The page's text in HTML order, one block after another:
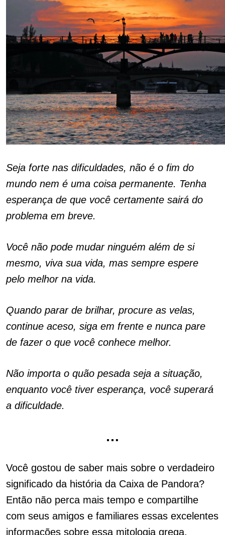
Seja forte nas dificuldades, não é o fim do
mundo nem é uma coisa permanente. Tenha
esperança de que você certamente sairá do
problema em breve.
Você não pode mudar ninguém além de si
mesmo, viva sua vida, mas sempre espere
pelo melhor na vida.
Quando parar de brilhar, procure as velas,
continue aceso, siga em frente e nunca pare
de fazer o que você conhece melhor.
Não importa o quão pesada seja a situação,
enquanto você tiver esperança, você superará
a dificuldade.
…
Você gostou de saber mais sobre o verdadeiro
significado da história da Caixa de Pandora?
Então não perca mais tempo e compartilhe
com seus amigos e familiares essas excelentes
informações sobre essa mitologia grega.